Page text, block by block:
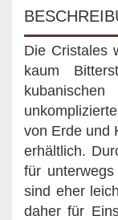
Die Cristales
kaum
von Erde und
erhältlich.
für
sind eher
daher für